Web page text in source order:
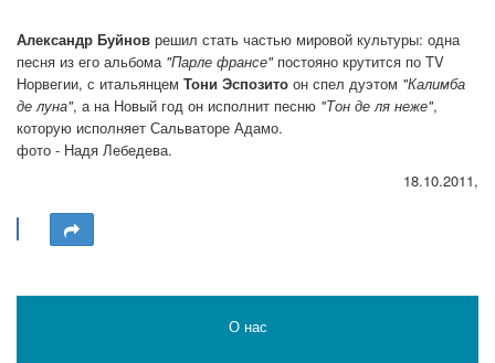
Александр Буйнов решил стать частью мировой культуры: одна
песня из его альбома "Парле франсе"постояно крутится по TV
Норвегии, с итальянцем Тони Эспозито он спел дуэтом "Калимба
де луна", а на Новый год он исполнит песню "Тон де ля неже",
которую исполняет Сальваторе Адамо.
фото - Надя Лебедева.
18.10.2011,
О нас